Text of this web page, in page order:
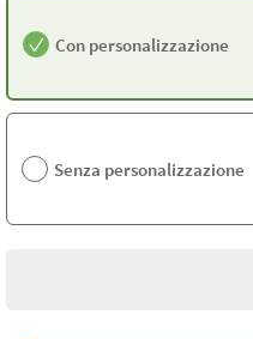
Con personalizzazione
Senza personalizzazione